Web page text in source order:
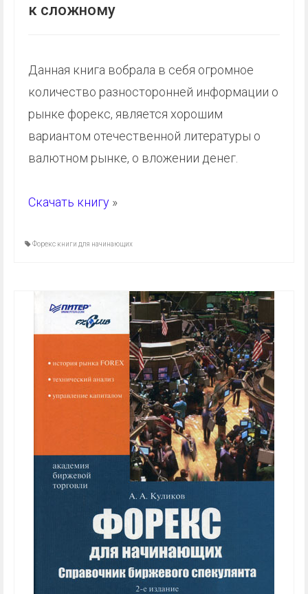
к сложному
Данная книга вобрала в себя огромное
количество разносторонней информации о
рынке форекс, является хорошим
вариантом отечественной литературы о
валютном рынке, о вложении денег.
Скачать книгу »
Форекс книги для начинающих